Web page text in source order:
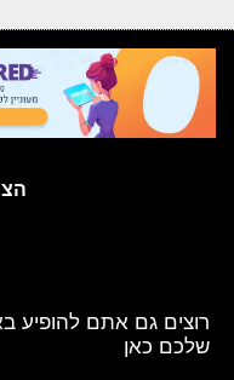
רוצים גם אתם להופיע
שלכם כאן